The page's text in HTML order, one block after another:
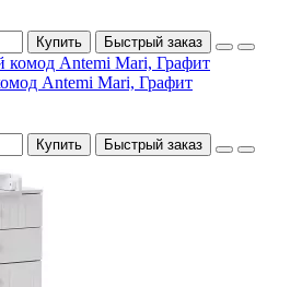
Купить Быстрый заказ
Antemi Mari, Графит
Купить Быстрый заказ